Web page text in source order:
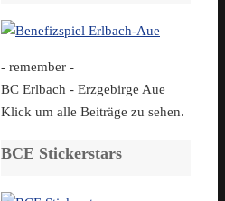
- remember -
BC Erlbach - Erzgebirge Aue
Klick um alle Beiträge zu sehen.
BCE Stickerstars